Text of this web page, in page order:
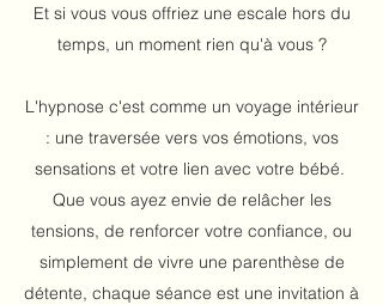
Et si vous vous offriez une escale hors du
temps, un moment rien qu'à vous ?
L'hypnose c'est comme un voyage intérieur
: une traversée vers vos émotions, vos
sensations et votre lien avec votre bébé.
Que vous ayez envie de relâcher les
tensions, de renforcer votre confiance, ou
simplement de vivre une parenthèse de
détente, chaque séance est une invitation à